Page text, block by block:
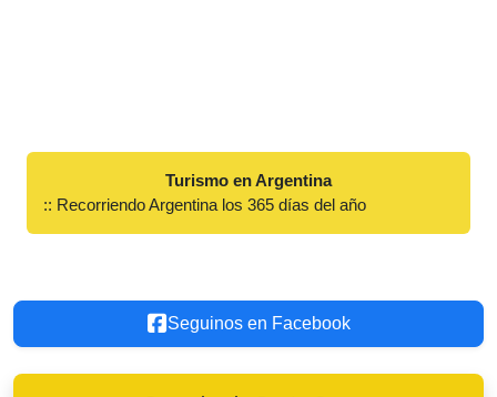
Turismo en Argentina
:: Recorriendo Argentina los 365 días del año
Seguinos en Facebook